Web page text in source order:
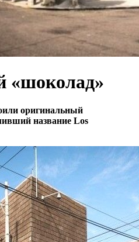
«шоколад»
оригинальный
название Los